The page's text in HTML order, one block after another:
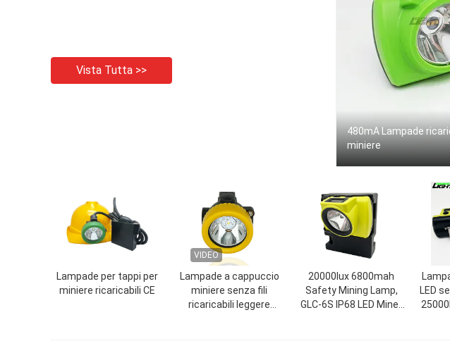
Vista Tutta >>
480mA Lampade
miniere
Lampade per tappi per
miniere ricaricabili CE
VIDEO
Lampade a cappuccio
miniere senza fili
ricaricabili leggere
20000lux 6800mah
Safety Mining Lamp,
GLC-6S IP68 LED Miner
LED